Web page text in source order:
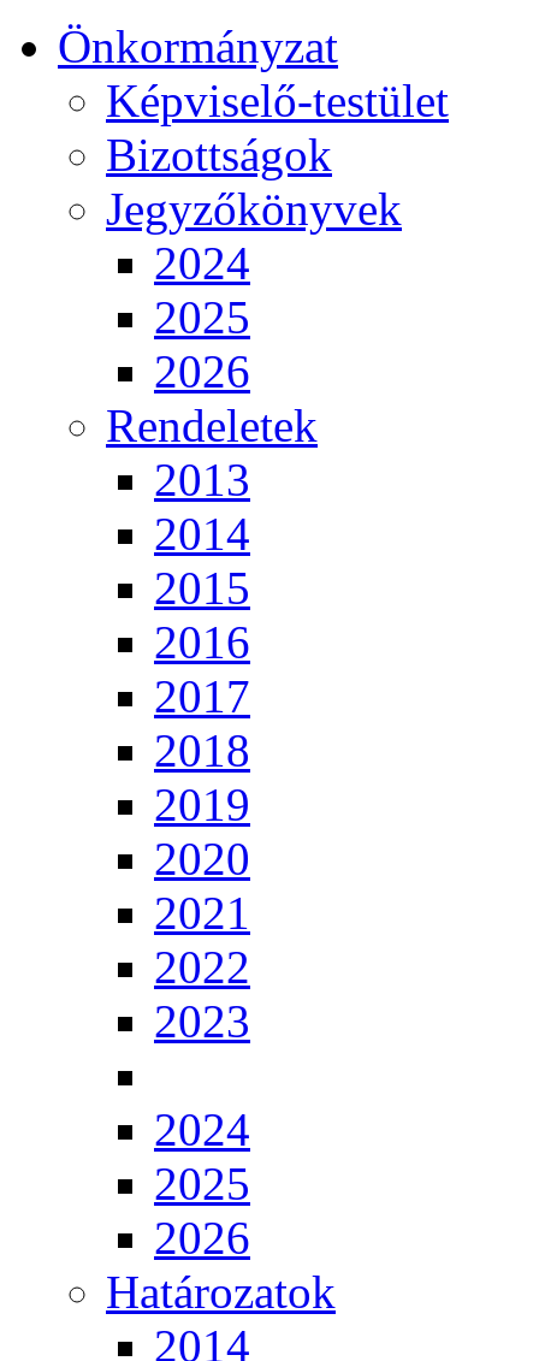
Önkormányzat
Képviselő-testület
Bizottságok
Jegyzőkönyvek
2024
2025
2026
Rendeletek
2013
2014
2015
2016
2017
2018
2019
2020
2021
2022
2023
2024
2025
2026
Határozatok
2014